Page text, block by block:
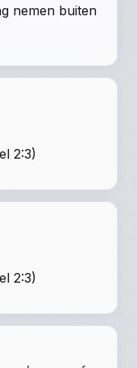
nemen buiten
2:3)
2:3)